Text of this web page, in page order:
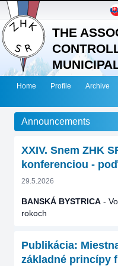
THE
REPUBLIC
Home Profile Archive
Announcements
XXIV. Snem ZHK
konferenciou -
29.5.2026
BANSKÁ BYSTRICA -
rokoch
Publikácia:
základné princípy